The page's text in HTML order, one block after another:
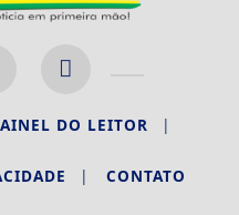
DO LEITOR |
| CONTATO